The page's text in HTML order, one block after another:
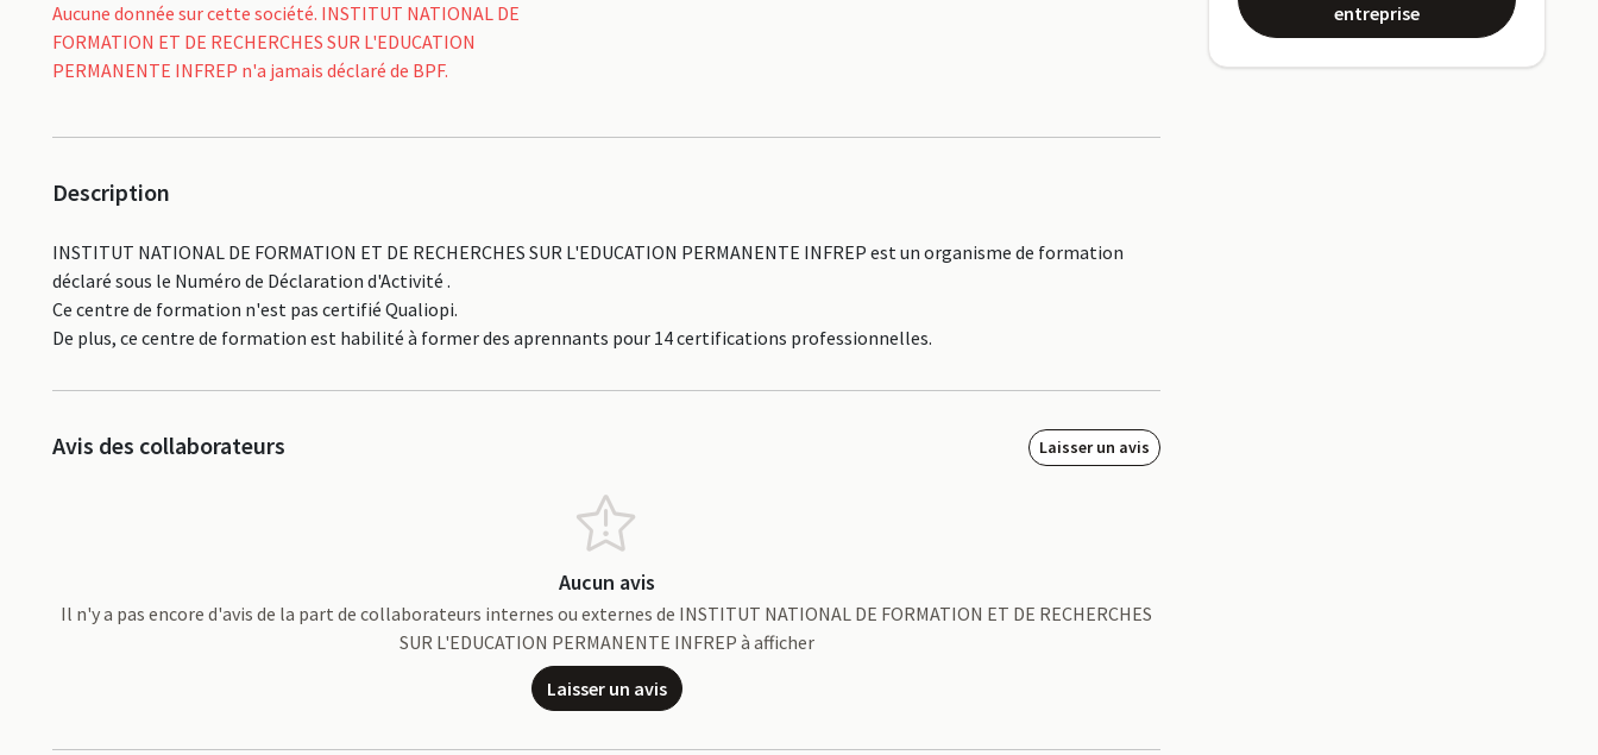
Aucune donnée sur cette société. INSTITUT NATIONAL DE
FORMATION ET DE RECHERCHES SUR L'EDUCATION
PERMANENTE INFREP n'a jamais déclaré de BPF.
Description
INSTITUT NATIONAL DE FORMATION ET DE RECHERCHES SUR L'EDUCATION PERMANENTE INFREP est un organisme de formation
déclaré sous le Numéro de Déclaration d'Activité .
Ce centre de formation n'est pas certifié Qualiopi.
De plus, ce centre de formation est habilité à former des aprennants pour 14 certifications professionnelles.
Avis des collaborateurs Laisser un avis
Aucun avis
Il n'y a pas encore d'avis de la part de collaborateurs internes ou externes de INSTITUT NATIONAL DE FORMATION ET DE RECHERCHES
SUR L'EDUCATION PERMANENTE INFREP à afficher
Laisser un avis
entreprise